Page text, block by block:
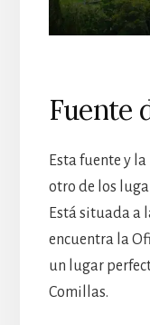
Fuente
Esta fuente y
otro de los
Está situada a
encuentra la
un lugar
Comillas.